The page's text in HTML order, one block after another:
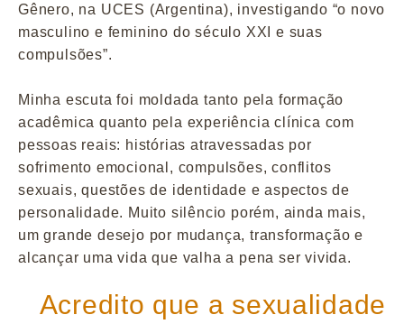
Gênero, na UCES (Argentina), investigando “o novo
masculino e feminino do século XXI e suas
compulsões”.
Minha escuta foi moldada tanto pela formação
acadêmica quanto pela experiência clínica com
pessoas reais: histórias atravessadas por
sofrimento emocional, compulsões, conflitos
sexuais, questões de identidade e aspectos de
personalidade. Muito silêncio porém, ainda mais,
um grande desejo por mudança, transformação e
alcançar uma vida que valha a pena ser vivida.
Acredito que a sexualidade